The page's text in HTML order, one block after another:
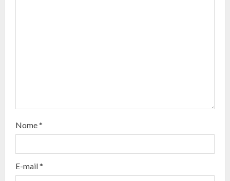
a
d
n
Nome*
E-mail*